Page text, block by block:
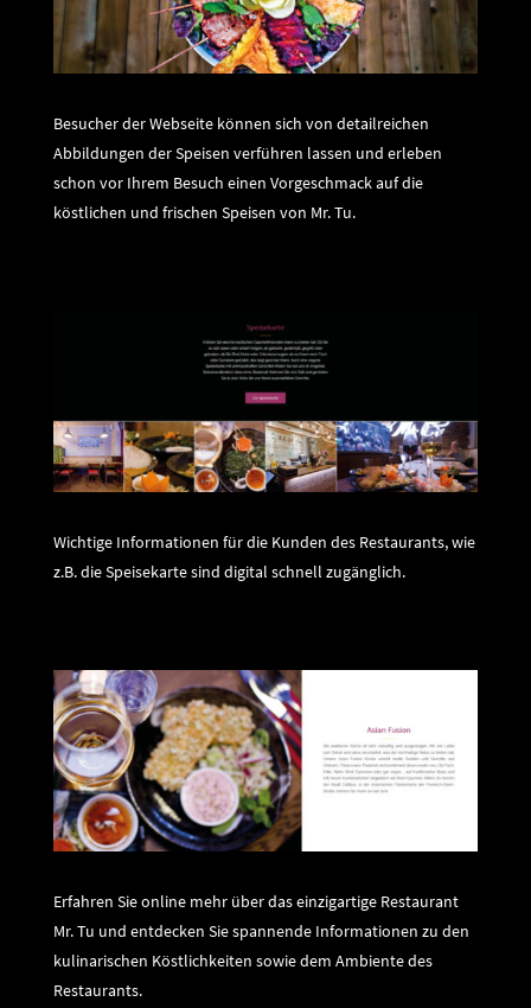
Besucher der Webseite können sich von detailreichen
Abbildungen der Speisen verführen lassen und erleben
schon vor Ihrem Besuch einen Vorgeschmack auf die
köstlichen und frischen Speisen von Mr. Tu.
Wichtige Informationen für die Kunden des Restaurants, wie
z.B. die Speisekarte sind digital schnell zugänglich.
Erfahren Sie online mehr über das einzigartige Restaurant
Mr. Tu und entdecken Sie spannende Informationen zu den
kulinarischen Köstlichkeiten sowie dem Ambiente des
Restaurants.